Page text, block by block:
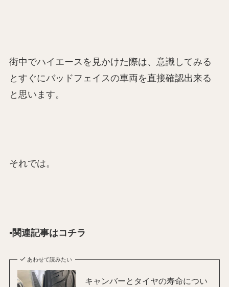
街中でハイエースを見かけた際は、意識してみる
とすぐにバッドフェイスの車両を直接確認出来る
と思います。
それでは。
▪️関連記事はコチラ
あわせて読みたい
キャンバーとタイヤの寿命につい